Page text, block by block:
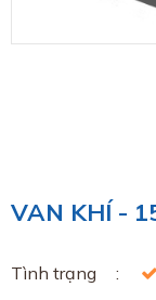
VAN KHÍ -
Tình trạng